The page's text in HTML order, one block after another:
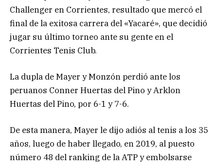
Challenger en Corrientes, resultado que mercó el
final de la exitosa carrera del «Yacaré», que decidió
jugar su último torneo ante su gente en el
Corrientes Tenis Club.
La dupla de Mayer y Monzón perdió ante los
peruanos Conner Huertas del Pino y Arklon
Huertas del Pino, por 6-1 y 7-6.
De esta manera, Mayer le dijo adiós al tenis a los 35
años, luego de haber llegado, en 2019, al puesto
número 48 del ranking de la ATP y embolsarse